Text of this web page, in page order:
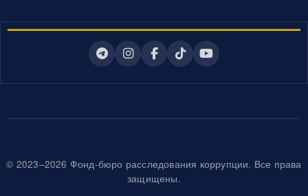
© 2023–2026 Фонд-бюро расследования коррупции. Все права
защищены.